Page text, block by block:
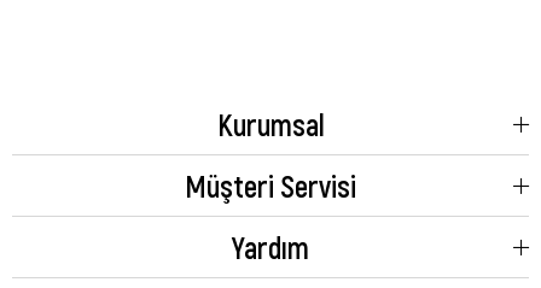
Kurumsal
Müşteri Servisi
Yardım